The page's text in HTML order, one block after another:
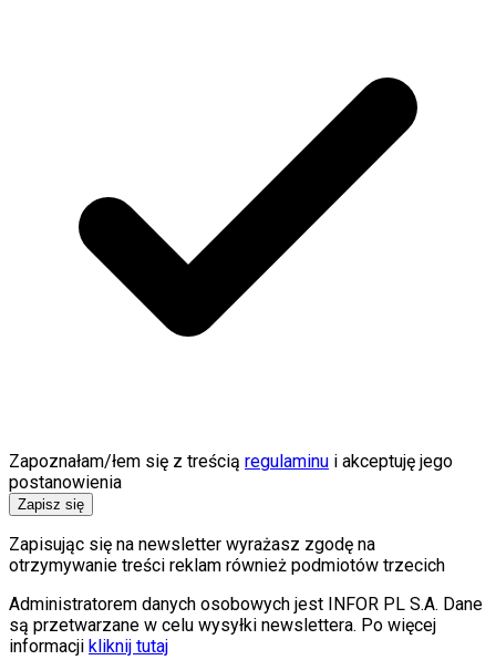
Film
Aktualności
Premiery
Recenzje
Rozrywka
Technologia
Aktualności
Sprzęt
Muzyka
Recenzje
Zapowiedzi
Aktualności
Książki
Sztuka
Zapoznałam/łem się z treścią regulaminu i akceptuję jego
postanowienia
Zapisz się
Zapisując się na newsletter wyrażasz zgodę na
otrzymywanie treści reklam również podmiotów trzecich
Administratorem danych osobowych jest INFOR PL S.A. Dane
są przetwarzane w celu wysyłki newslettera. Po więcej
informacji kliknij tutaj